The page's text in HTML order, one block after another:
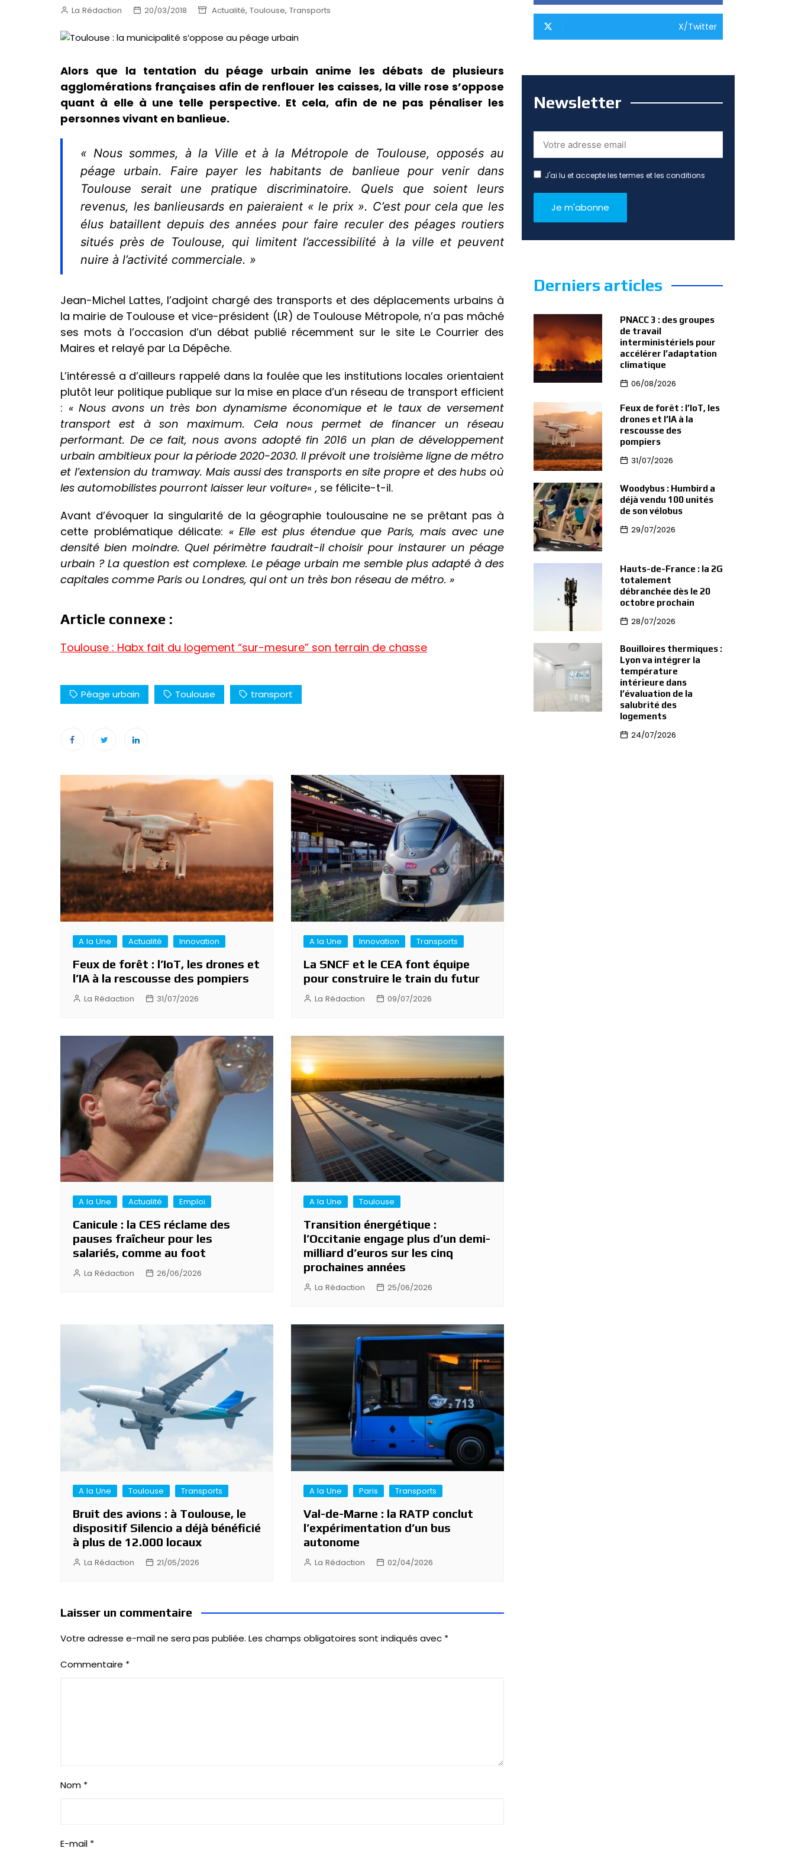
La Rédaction 20/03/2018 Actualité, Toulouse, Transports
Alors que la tentation du péage urbain anime les débats de plusieurs
agglomérations françaises afin de renflouer les caisses, la ville rose s’oppose
quant à elle à une telle perspective. Et cela, afin de ne pas pénaliser les
personnes vivant en banlieue.
« Nous sommes, à la Ville et à la Métropole de Toulouse, opposés au
péage urbain. Faire payer les habitants de banlieue pour venir dans
Toulouse serait une pratique discriminatoire. Quels que soient leurs
revenus, les banlieusards en paieraient « le prix ». C’est pour cela que les
élus bataillent depuis des années pour faire reculer des péages routiers
situés près de Toulouse, qui limitent l’accessibilité à la ville et peuvent
nuire à l’activité commerciale. »
Jean-Michel Lattes, l’adjoint chargé des transports et des déplacements urbains à
la mairie de Toulouse et vice-président (LR) de Toulouse Métropole, n’a pas mâché
ses mots à l’occasion d’un débat publié récemment sur le site Le Courrier des
Maires et relayé par La Dépêche.
L’intéressé a d’ailleurs rappelé dans la foulée que les institutions locales orientaient
plutôt leur politique publique sur la mise en place d’un réseau de transport efficient
: « Nous avons un très bon dynamisme économique et le taux de versement
transport est à son maximum.
Cela nous permet de financer un réseau
performant. De ce fait, nous avons adopté fin 2016 un plan de développement
urbain ambitieux pour la période 2020-2030. Il prévoit une troisième ligne de métro
et l’extension du tramway. Mais aussi des transports en site propre et des hubs où
les automobilistes pourront laisser leur voiture« , se félicite-t-il.
Avant d’évoquer la singularité de la géographie toulousaine ne se prêtant pas à
cette problématique délicate: « Elle est plus étendue que Paris, mais avec une
densité bien moindre. Quel périmètre faudrait-il choisir pour instaurer un péage
urbain ? La question est complexe. Le péage urbain me semble plus adapté à des
capitales comme Paris ou Londres, qui ont un très bon réseau de métro. »
Article connexe :
Toulouse : Habx fait du logement “sur-mesure” son terrain de chasse
Péage urbain Toulouse transport
Navigation
l’article
A la Une Actualité Innovation
Feux de forêt : l’IoT, les drones et
l’IA à la rescousse des pompiers
La Rédaction 31/07/2026
A la Une Innovation Transports
La SNCF et le CEA font équipe
pour construire le train du futur
La Rédaction 09/07/2026
A la Une Actualité Emploi
Canicule : la CES réclame des
pauses fraîcheur pour les
salariés, comme au foot
La Rédaction 26/06/2026
A la Une Toulouse
Transition énergétique :
l’Occitanie engage plus d’un demi-
milliard d’euros sur les cinq
prochaines années
La Rédaction 25/06/2026
A la Une Toulouse Transports
Bruit des avions : à Toulouse, le
dispositif Silencio a déjà bénéficié
à plus de 12.000 locaux
La Rédaction 21/05/2026
A la Une Paris Transports
Val-de-Marne : la RATP conclut
l’expérimentation d’un bus
autonome
La Rédaction 02/04/2026
Laisser un commentaire
Votre adresse e-mail ne sera pas publiée. Les champs obligatoires sont indiqués avec *
Commentaire *
Nom *
E-mail *
X/Twitter
Newsletter
J'ai lu et accepte les termes et les conditions
Derniers articles
PNACC 3 : des groupes
de travail
interministériels pour
accélérer l’adaptation
climatique
06/08/2026
Feux de forêt : l’IoT, les
drones et l’IA à la
rescousse des
pompiers
31/07/2026
Woodybus : Humbird a
déjà vendu 100 unités
de son vélobus
29/07/2026
Hauts-de-France : la 2G
totalement
débranchée dès le 20
octobre prochain
28/07/2026
Bouilloires thermiques :
Lyon va intégrer la
température
intérieure dans
l’évaluation de la
salubrité des
logements
24/07/2026